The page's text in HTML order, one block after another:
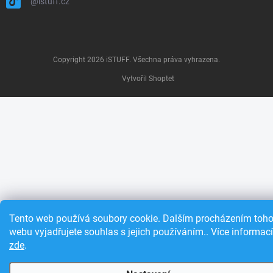
Tento web používá soubory cookie. Dalším procházením
webu vyjadřujete souhlas s jejich používáním.. Více informací
zde.
Vytvořil Shoptet
Copyright 2026 iSTUFF. Všechna práva vyhrazena.